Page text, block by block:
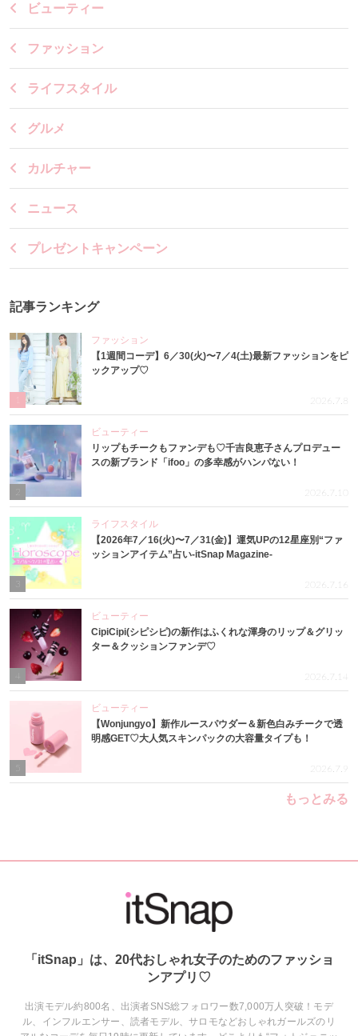
ビューティー
ファッション
ライフスタイル
グルメ
カルチャー
ニュース
プレゼントキャンペーン
記事ランキング
ファッション
【1週間コーデ】6／30(火)〜7／4(土)最新ファッションをピ
ックアップ♡
2026.7.8
ビューティー
リップもチークもファンデも♡千吉良恵子さんプロデュー
スの新ブランド「ifoo」の多幸感がハンパない！
2026.7.10
3
ライフスタイル
【2026年7／16(火)〜7／31(金)】運気UPの12星座別“ファ
ッションアイテム”占い-itSnap Magazine-
2026.7.16
4
ビューティー
CipiCipi(シピシピ)の新作はふくれな渾身のリップ＆グリッ
ター＆クッションファンデ♡
2026.7.14
ビューティー
【Wonjungyo】新作ルースパウダー＆新色白みチークで透
明感GET♡大人気スキンパックの大容量タイプも！
2026.7.9
もっとみる
「itSnap」は、20代おしゃれ女子のためのファッショ
ンアプリ♡
出演モデル約800名、出演者SNS総フォロワー数7,000万人突破！モデ
ル、インフルエンサー、読者モデル、サロモなどおしゃれガールズのリ